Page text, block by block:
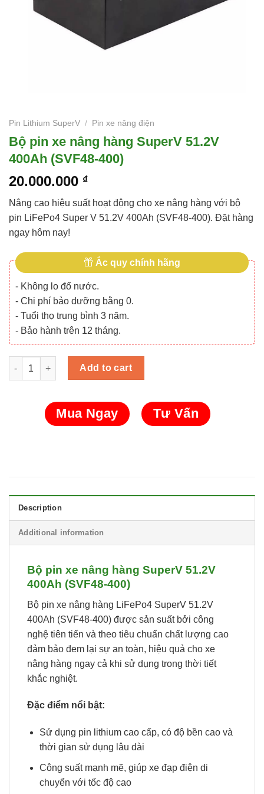
Pin Lithium SuperV / Pin xe nâng điện
Bộ pin xe nâng hàng SuperV 51.2V
400Ah (SVF48-400)
20.000.000 ₫
Nâng cao hiệu suất hoạt động cho xe nâng hàng với bộ
pin LiFePo4 Super V 51.2V 400Ah (SVF48-400). Đặt hàng
ngay hôm nay!
Ắc quy chính hãng
- Không lo đổ nước.
- Chi phí bảo dưỡng bằng 0.
- Tuổi thọ trung bình 3 năm.
- Bảo hành trên 12 tháng.
Bộ pin xe nâng hàng SuperV 51.2V 400Ah (SVF48-400) quantity
Add to cart
Mua Ngay Tư Vấn
Description
Additional information
Bộ pin xe nâng hàng SuperV 51.2V
400Ah (SVF48-400)
Bộ pin xe nâng hàng LiFePo4 SuperV 51.2V
400Ah (SVF48-400) được sản suất bởi công
nghệ tiên tiến và theo tiêu chuẩn chất lượng cao
đảm bảo đem lại sự an toàn, hiệu quả cho xe
nâng hàng ngay cả khi sử dụng trong thời tiết
khắc nghiệt.
Đặc điểm nổi bật:
Sử dụng pin lithium cao cấp, có độ bền cao và
thời gian sử dụng lâu dài
Công suất mạnh mẽ, giúp xe đạp điện di
chuyển với tốc độ cao